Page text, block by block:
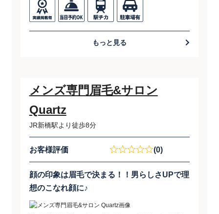
もっと見る
メンズ専門眉毛&サロン
Quartz
JR新橋駅より徒歩8分
お客様評価 (0)
顔の印象は眉毛で決まる！！男らしさUPで理
想のこなれ顔に♪